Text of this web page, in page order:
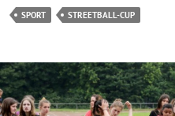
SPORT STREETBALL-CUP